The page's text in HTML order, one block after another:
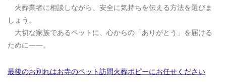
火葬業者に相談しながら、安全に気持ちを伝える方法を選びま
しょう。
大切な家族であるペットに、心からの「ありがとう」を届ける
ために——。
最後のお別れはお寺のペット訪問火葬ポピーにお任せください